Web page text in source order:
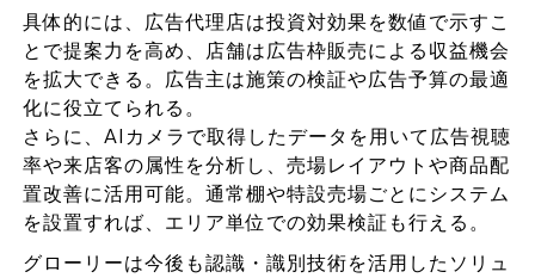
具体的には、広告代理店は投資対効果を数値で示すこ
とで提案力を高め、店舗は広告枠販売による収益機会
を拡大できる。広告主は施策の検証や広告予算の最適
化に役立てられる。
さらに、AIカメラで取得したデータを用いて広告視聴
率や来店客の属性を分析し、売場レイアウトや商品配
置改善に活用可能。通常棚や特設売場ごとにシステム
を設置すれば、エリア単位での効果検証も行える。
グローリーは今後も認識・識別技術を活用したソリュ